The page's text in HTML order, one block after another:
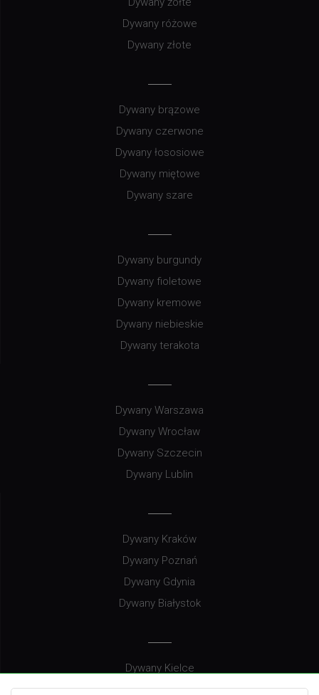
Dywany różowe
Dywany złote
Dywany brązowe
Dywany czerwone
Dywany łososiowe
Dywany miętowe
Dywany szare
Dywany burgundy
Dywany fioletowe
Dywany kremowe
Dywany niebieskie
Dywany terakota
Dywany Warszawa
Dywany Wrocław
Dywany Szczecin
Dywany Lublin
Dywany Kraków
Dywany Poznań
Dywany Gdynia
Dywany Białystok
Dywany Kielce
Dywany Gdańsk